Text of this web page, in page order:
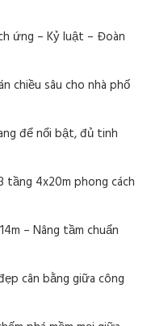
ứng – Kỷ luật – Đoàn
chiều sâu cho nhà phố
để nổi bật, đủ tinh
tầng 4x20m phong cách
– Nâng tầm chuẩn
cân bằng giữa công